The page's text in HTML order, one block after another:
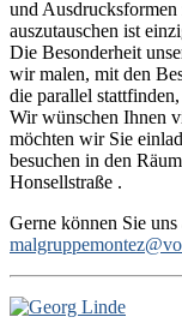
und
auszutauschen ist
Die Besonderheit
wir malen, mit den
die parallel
Wir wünschen Ihnen
möchten wir Sie
besuchen in den
Honsellstraße .
Gerne können Sie